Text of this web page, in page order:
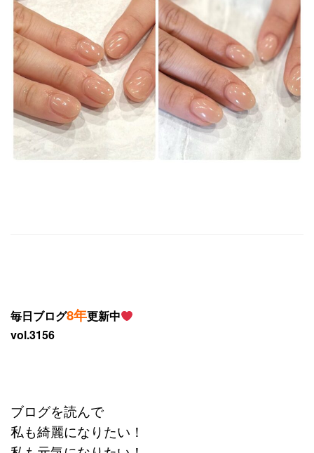
毎日ブログ8年更新中
vol.3156
ブログを読んで
私も綺麗になりたい！